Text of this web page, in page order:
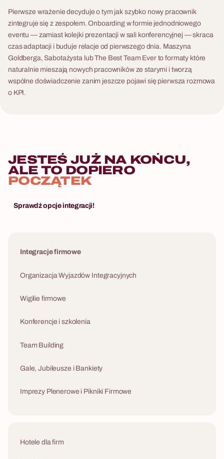
Pierwsze wrażenie decyduje o tym jak szybko nowy pracownik
zintegruje się z zespołem. Onboarding w formie jednodniowego
eventu — zamiast kolejki prezentacji w sali konferencyjnej — skraca
czas adaptacji i buduje relacje od pierwszego dnia. Maszyna
Goldberga, Sabotażysta lub The Best Team Ever to formaty które
naturalnie mieszają nowych pracowników ze starymi i tworzą
wspólne doświadczenie zanim jeszcze pojawi się pierwsza rozmowa
o KPI.
JESTEŚ JUŻ NA KOŃCU,
ALE TO DOPIERO
POCZĄTEK
Sprawdź opcje integracji!
Integracje firmowe
Organizacja Wyjazdów Integracyjnych
Wigilie firmowe
Konferencje i szkolenia
Team Building
Gale, Jubileusze i Bankiety
Imprezy Plenerowe i Pikniki Firmowe
Hotele dla firm